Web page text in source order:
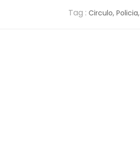
Tag : Circulo, Policia,